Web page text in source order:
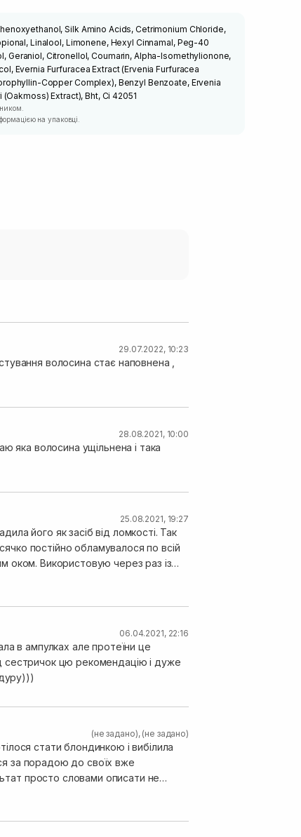
Silk Amino Acids, Cetrimonium Chloride,
Linalool, Limonene, Hexyl Cinnamal, Peg-40
Geraniol, Citronellol, Coumarin, Alpha-Isomethylionone,
Evernia Furfuracea Extract (Ervenia Furfuracea
Copper Complex), Benzyl Benzoate, Ervenia
Extract), Bht, Ci 42051
на упаковці.
29.07.2022, 10:23
волосина стає наповнена ,
28.08.2021, 10:00
яка волосина ущільнена і така
25.08.2021, 19:27
його як засіб від ломкості. Так
постійно обламувалося по всій
оком. Використовую через раз із
06.04.2021, 22:16
в ампулках але протеїни це
сестричок цю рекомендацію і дуже
(не задано), (не задано)
стати блондинкою і вибілила
за порадою до своїх вже
просто словами описати не